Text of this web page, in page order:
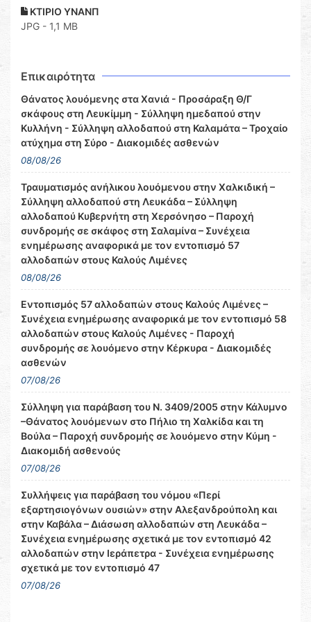
ΚΤΙΡΙΟ ΥΝΑΝΠ
JPG - 1,1 MB
Επικαιρότητα
Θάνατος λουόμενης στα Χανιά - Προσάραξη Θ/Γ
σκάφους στη Λευκίμμη - Σύλληψη ημεδαπού στην
Κυλλήνη - Σύλληψη αλλοδαπού στη Καλαμάτα – Τροχαίο
ατύχημα στη Σύρο - Διακομιδές ασθενών
08/08/26
Τραυματισμός ανήλικου λουόμενου στην Χαλκιδική –
Σύλληψη αλλοδαπού στη Λευκάδα – Σύλληψη
αλλοδαπού Κυβερνήτη στη Χερσόνησο – Παροχή
συνδρομής σε σκάφος στη Σαλαμίνα – Συνέχεια
ενημέρωσης αναφορικά με τον εντοπισμό 57
αλλοδαπών στους Καλούς Λιμένες
08/08/26
Εντοπισμός 57 αλλοδαπών στους Καλούς Λιμένες –
Συνέχεια ενημέρωσης αναφορικά με τον εντοπισμό 58
αλλοδαπών στους Καλούς Λιμένες - Παροχή
συνδρομής σε λουόμενο στην Κέρκυρα - Διακομιδές
ασθενών
07/08/26
Σύλληψη για παράβαση του Ν. 3409/2005 στην Κάλυμνο
–Θάνατος λουόμενων στο Πήλιο τη Χαλκίδα και τη
Βούλα – Παροχή συνδρομής σε λουόμενο στην Κύμη -
Διακομιδή ασθενούς
07/08/26
Συλλήψεις για παράβαση του νόμου «Περί
εξαρτησιογόνων ουσιών» στην Αλεξανδρούπολη και
στην Καβάλα – Διάσωση αλλοδαπών στη Λευκάδα –
Συνέχεια ενημέρωσης σχετικά με τον εντοπισμό 42
αλλοδαπών στην Ιεράπετρα - Συνέχεια ενημέρωσης
σχετικά με τον εντοπισμό 47
07/08/26